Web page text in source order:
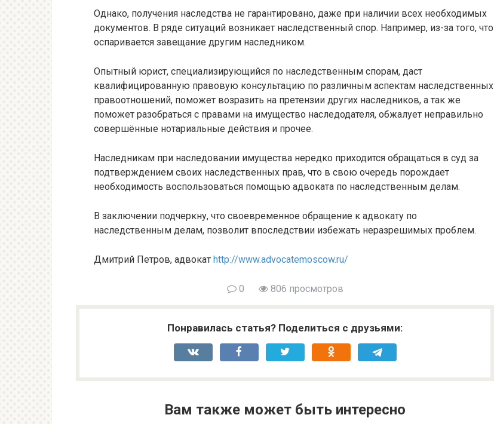
Однако, получения наследства не гарантировано, даже при наличии всех необходимых
документов. В ряде ситуаций возникает наследственный спор. Например, из-за того, что
оспаривается завещание другим наследником.
Опытный юрист, специализирующийся по наследственным спорам, даст
квалифицированную правовую консультацию по различным аспектам наследственных
правоотношений, поможет возразить на претензии других наследников, а так же
поможет разобраться с правами на имущество наследодателя, обжалует неправильно
совершённые нотариальные действия и прочее.
Наследникам при наследовании имущества нередко приходится обращаться в суд за
подтверждением своих наследственных прав, что в свою очередь порождает
необходимость воспользоваться помощью адвоката по наследственным делам.
В заключении подчеркну, что своевременное обращение к адвокату по
наследственным делам, позволит впоследствии избежать неразрешимых проблем.
Дмитрий Петров, адвокат http://www.advocatemoscow.ru/
0 806 просмотров
Понравилась статья? Поделиться с друзьями:
Вам также может быть интересно